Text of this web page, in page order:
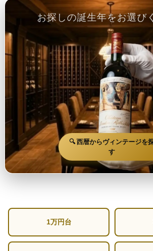
お探しの誕生年をお選び
🔍 西暦からヴィンテージを
す
1万円台